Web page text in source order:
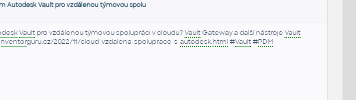
Autodesk Vault pro vzdálenou týmovou spolu
Vaultpro vzdálenou týmovou spolupráci v cloudu?VaultGateway a další nástroje Vault
inventorguru.cz/2022/11/cloud-vzdalena-spoluprace-s-autodesk.html #Vault#PDM